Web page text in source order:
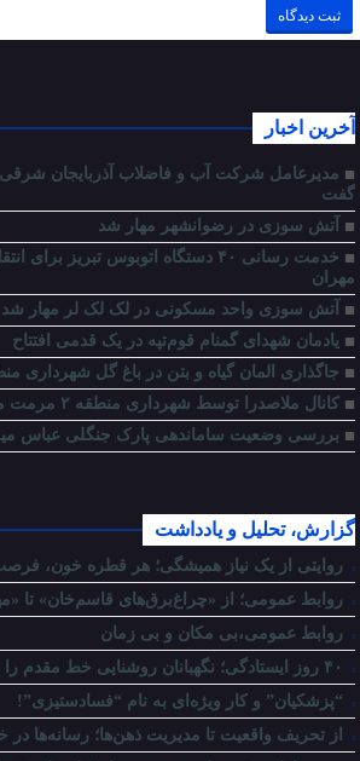
آخرین اخبار
مدیرعامل شرکت آب و فاضلاب آذربایجان شرقی
گفت
آتش سوزی در رضوانشهر مهار شد
خدمت رسانی ۴۰ دستگاه اتوبوس تبریز
مهران
آتش سوزی واحد مسکونی در لک لک لر مهار شد
یادمان شهدای گمنام قوم‌تپه در یک قدمی افتتاح
جاگذاری المان گیاه و بتن در باغ گل شهرداری
کانال ملاصدرا توسط شهرداری منطقه ۲ مرمت می شود
بررسی وضعیت ساماندهی پارک جنگلی عباس
گزارش، تحلیل و یادداشت
روایتی از یک نیاز همیشگی؛ هر قطره خون،
روابط عمومی؛ از «چراغ‌برق‌های قاسم‌خان» تا
روابط عمومی،بی مکان و بی زمان
“پزشکیان” و کار ویژه‌ای به نام “فسادستیزی”!
از تحریف واقعیت تا مدیریت ذهن‌ها؛ رسانه‌ها